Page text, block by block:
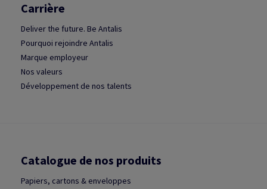
Carrière
Deliver the future. Be Antalis
Pourquoi rejoindre Antalis
Marque employeur
Nos valeurs
Développement de nos talents
Catalogue de nos produits
Papiers, cartons & enveloppes